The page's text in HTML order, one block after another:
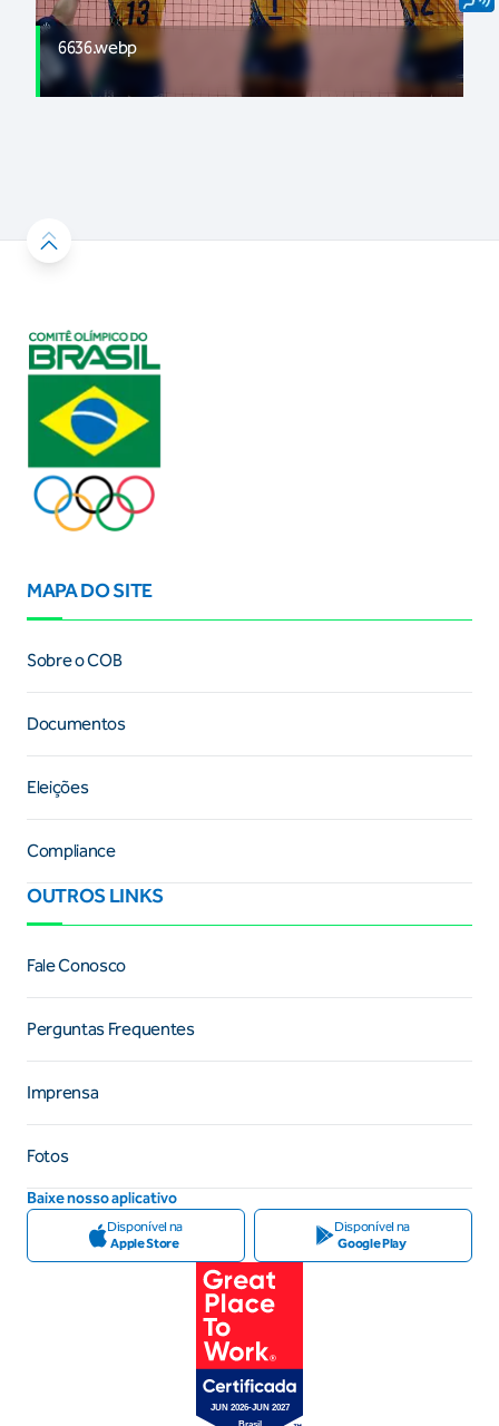
6636.webp
MAPA DO SITE
Sobre o COB
Documentos
Eleições
Compliance
OUTROS LINKS
Fale Conosco
Perguntas Frequentes
Imprensa
Fotos
Baixe nosso aplicativo
Disponível na
Apple Store
Disponível na
Google Play